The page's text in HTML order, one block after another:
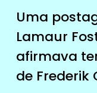
Uma
Lamaur
afirmava
de Frederik